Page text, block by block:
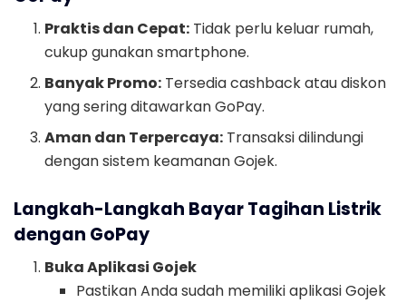
Praktis dan Cepat: Tidak perlu keluar rumah,
cukup gunakan smartphone.
Banyak Promo: Tersedia cashback atau diskon
yang sering ditawarkan GoPay.
Aman dan Terpercaya: Transaksi dilindungi
dengan sistem keamanan Gojek.
Langkah-Langkah Bayar Tagihan Listrik
dengan GoPay
Buka Aplikasi Gojek
Pastikan Anda sudah memiliki aplikasi Gojek